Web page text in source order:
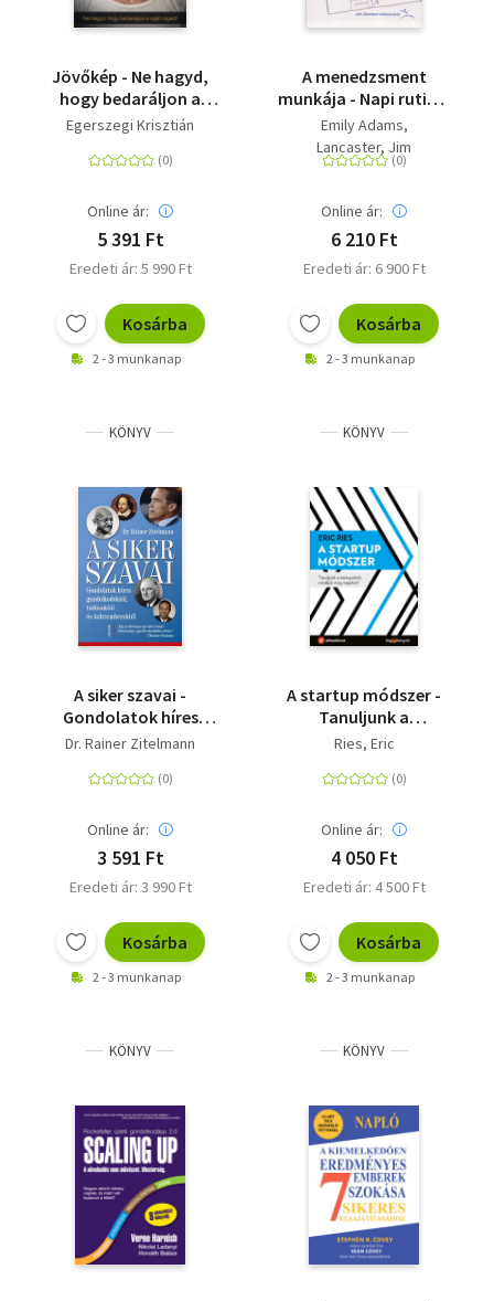
Jövőkép - Ne hagyd,
hogy bedaráljon a
saját céged!
Egerszegi Krisztián
Online ár:
5 391 Ft
Eredeti ár: 5 990 Ft
Kosárba
2 - 3 munkanap
A menedzsment
munkája - Napi rutin a
fenntartható
fejlődéshez
Emily Adams
Lancaster, Jim
Online ár:
6 210 Ft
Eredeti ár: 6 900 Ft
Kosárba
2 - 3 munkanap
KÖNYV
A siker szavai -
Gondolatok híres
gondolkodóktól,
üzletemberektől
Dr. Rainer Zitelmann
Online ár:
3 591 Ft
Eredeti ár: 3 990 Ft
Kosárba
2 - 3 munkanap
KÖNYV
A startup módszer -
Tanuljunk a
startupoktól,
nagyban!
Ries, Eric
Online ár:
4 050 Ft
Eredeti ár: 4 500 Ft
Kosárba
2 - 3 munkanap
KÖNYV KÖNYV